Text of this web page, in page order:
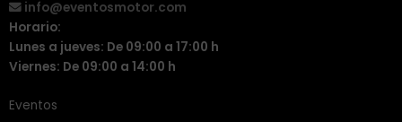
info@eventosmotor.com
Horario:
Lunes a jueves: De 09:00 a 17:00 h
Viernes: De 09:00 a 14:00 h
Eventos